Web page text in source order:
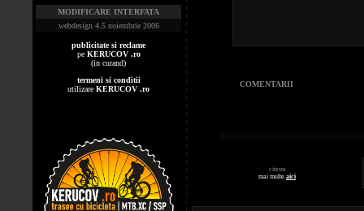
MODIFICARE INTERFATA
webdesign 4.5 noiembrie 2006
publicitate si reclame
pe KERUCOV .ro
(in curand)
termeni si conditii
utilizare KERUCOV .ro
COMENTARII
citeste
mai multe aici